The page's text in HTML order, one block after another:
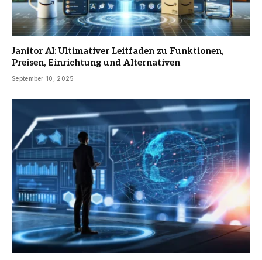
Janitor AI: Ultimativer Leitfaden zu Funktionen,
Preisen, Einrichtung und Alternativen
September 10, 2025